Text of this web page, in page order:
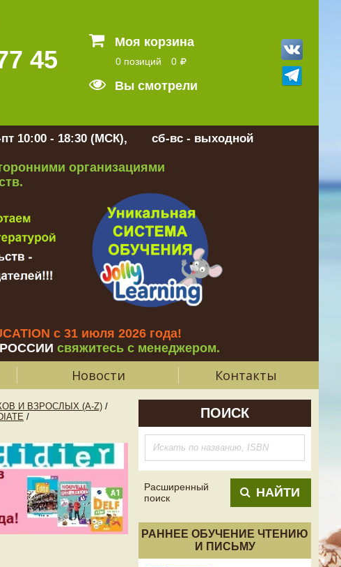
45
Моя корзина
0 позиций 0
Вы смотрели
10:00 - 18:30 (МСК), сб-вс - выходной
организациями
с 31 июля 2026 года!
свяжитесь с менеджером.
Новости Контакты
И ВЗРОСЛЫХ (A-Z) /
/
ПОИСК
Расширенный
поиск
НАЙТИ
РАННЕЕ ОБУЧЕНИЕ ЧТЕНИЮ
И ПИСЬМУ